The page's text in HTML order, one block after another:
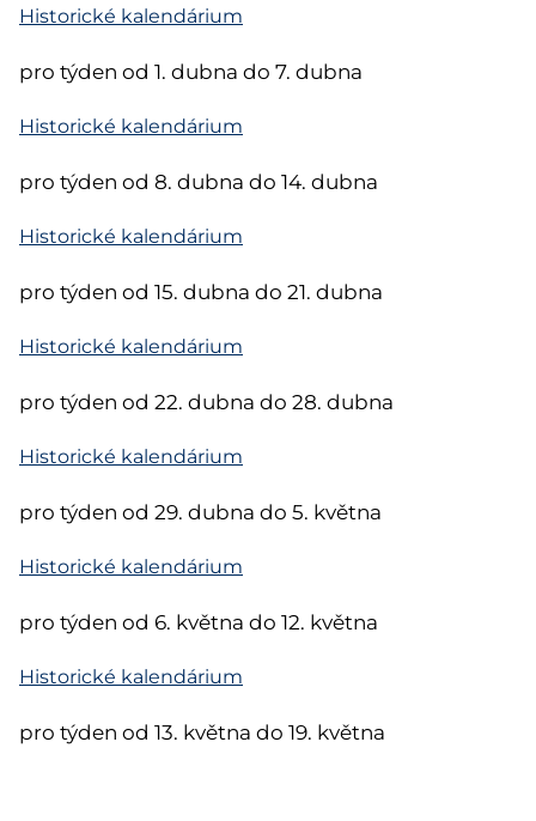
Historické kalendárium
pro týden od 1. dubna do 7. dubna
Historické kalendárium
pro týden od 8. dubna do 14. dubna
Historické kalendárium
pro týden od 15. dubna do 21. dubna
Historické kalendárium
pro týden od 22. dubna do 28. dubna
Historické kalendárium
pro týden od 29. dubna do 5. května
Historické kalendárium
pro týden od 6. května do 12. května
Historické kalendárium
pro týden od 13. května do 19. května